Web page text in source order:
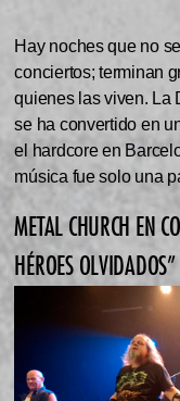
Hay noches que no
conciertos; terminan
quienes las viven. La
se ha convertido en
el hardcore en
música fue solo una
METAL CHURCH EN
HÉROES OLVIDADOS”